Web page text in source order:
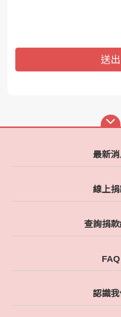
送出
最新
線上
查詢捐
FAQ
認識我